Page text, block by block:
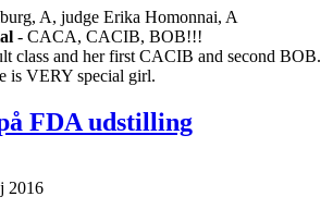
A, judge Erika Homonnai, A
- CACA, CACIB, BOB!!!
class and her first CACIB and second BOB.
is VERY special girl.
FDA udstilling
2016